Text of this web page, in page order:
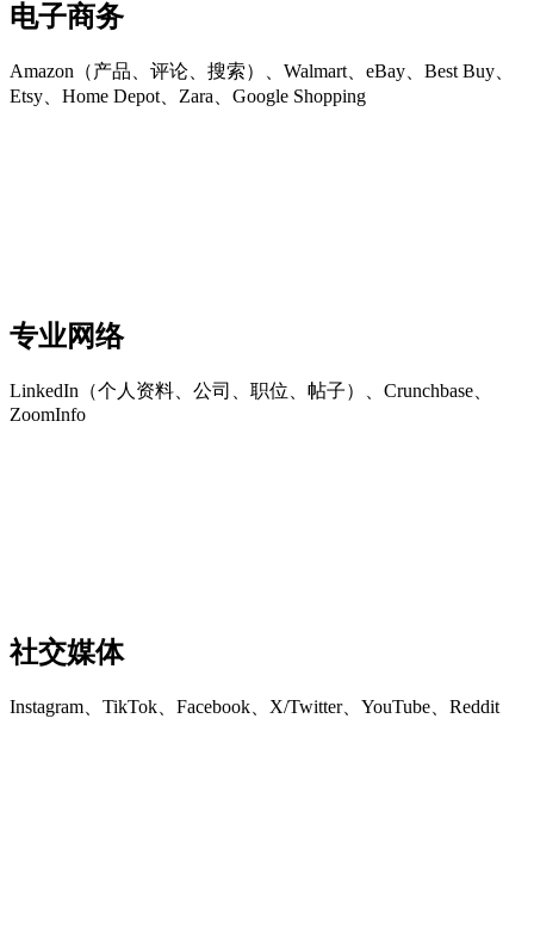
电子商务
Amazon（产品、评论、搜索）、Walmart、eBay、Best Buy、
Etsy、Home Depot、Zara、Google Shopping
专业网络
LinkedIn（个人资料、公司、职位、帖子）、Crunchbase、
ZoomInfo
社交媒体
Instagram、TikTok、Facebook、X/Twitter、YouTube、Reddit